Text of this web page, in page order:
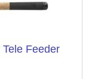
Feeder